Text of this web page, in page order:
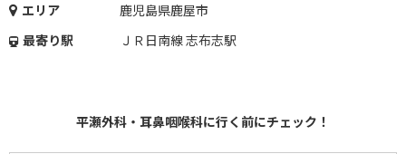
エリア
鹿児島県鹿屋市
最寄り駅
ＪＲ日南線 志布志駅
平瀬外科・耳鼻咽喉科に行く前にチェック！